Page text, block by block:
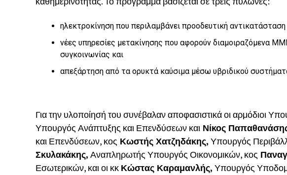
ηλεκτροκίνηση που περιλαμβάνει προοδευτική
νέες υπηρεσίες μετακίνησης που αφορούν διαμοιραζόμενα
συγκοινωνίας και
απεξάρτηση από τα ορυκτά καύσιμα μέσω υβριδικού
Για την υλοποίησή του συνέβαλαν αποφασιστικά οι αρμόδιοι
Υπουργός Ανάπτυξης και Επενδύσεων και Νίκος
και Επενδύσεων, κος Κωστής Χατζηδάκης, Υπουργός
Σκυλακάκης, Αναπληρωτής Υπουργός Οικονομικών, κος
Εσωτερικών, και οι κκ Κώστας Καραμανλής, Υπουργός